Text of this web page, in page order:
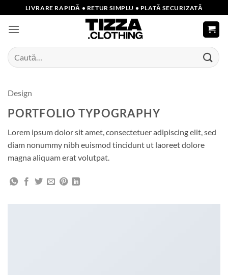
to
content
LIVRARE RAPIDĂ • RETUR SIMPLU • PLATĂ SECURIZATĂ
Caută
după:
Design
PORTFOLIO TYPOGRAPHY
Lorem ipsum dolor sit amet, consectetuer adipiscing elit, sed
diam nonummy nibh euismod tincidunt ut laoreet dolore
magna aliquam erat volutpat.